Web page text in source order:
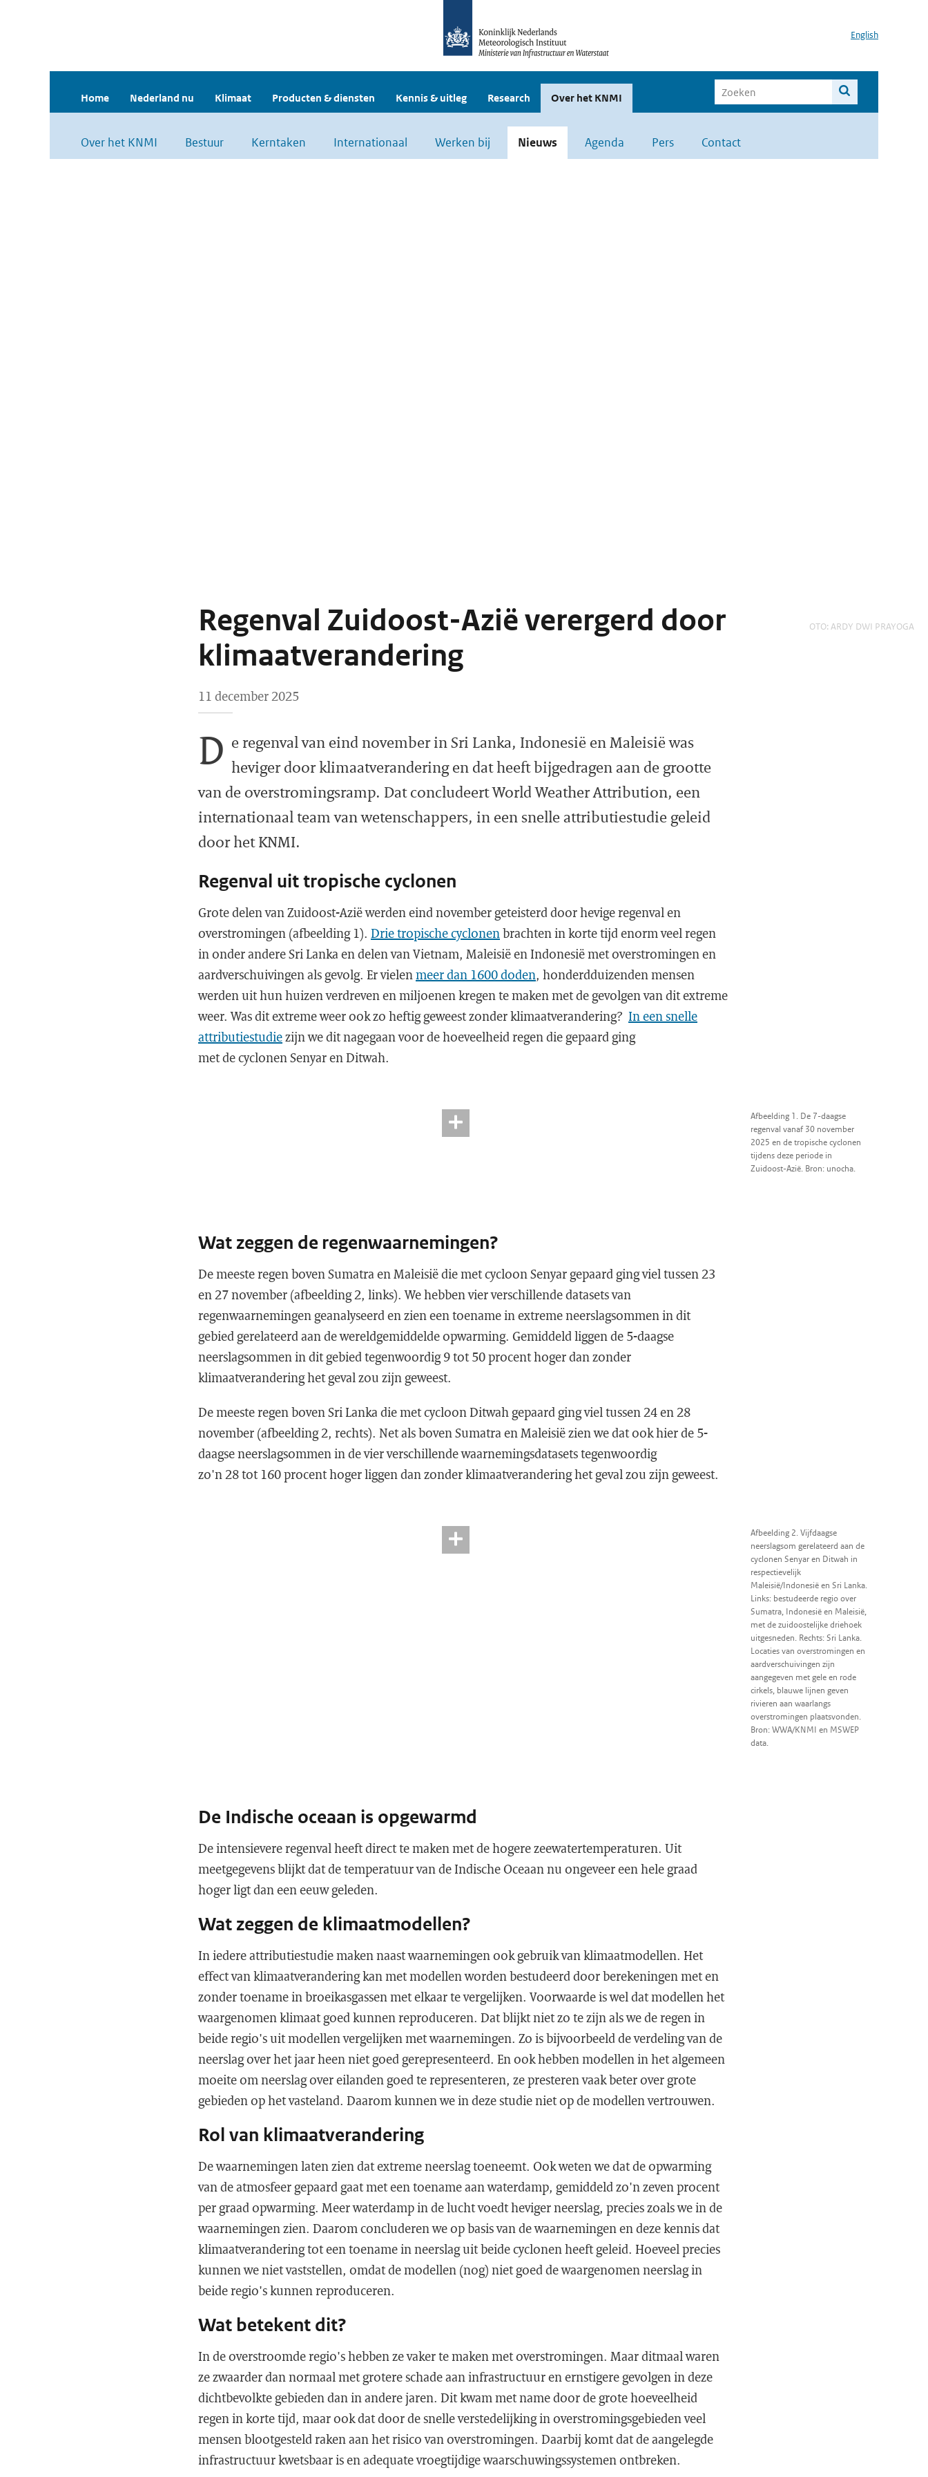
English
Home Nederland nu Klimaat Producten & diensten Kennis & uitleg Research Over het KNMI
Over het KNMI Bestuur Kerntaken Internationaal Werken bij Nieuws Agenda Pers Contact
FOTO: ARDY DWI PRAYOGA
Regenval Zuidoost-Azië verergerd door
klimaatverandering
11 december 2025
D e regenval van eind november in Sri Lanka, Indonesië en Maleisië was
heviger door klimaatverandering en dat heeft bijgedragen aan de grootte
van de overstromingsramp. Dat concludeert World Weather Attribution, een
internationaal team van wetenschappers, in een snelle attributiestudie geleid
door het KNMI.
Regenval uit tropische cyclonen
Grote delen van Zuidoost-Azië werden eind november geteisterd door hevige regenval en
overstromingen (afbeelding 1). Drie tropische cyclonenbrachten in korte tijd enorm veel regen
in onder andere Sri Lanka en delen van Vietnam, Maleisië en Indonesië met overstromingen en
aardverschuivingen als gevolg. Er vielenmeer dan 1600 doden, honderdduizenden mensen
werden uit hun huizen verdreven en miljoenen kregen te maken met de gevolgen van dit extreme
weer. Was dit extreme weer ook zo heftig geweest zonder klimaatverandering? In een snelle
attributiestudiezijn we dit nagegaan voor de hoeveelheid regen die gepaard ging
met de cyclonen Senyar en Ditwah.
Afbeelding 1. De 7-daagse
regenval vanaf 30 november
2025 en de tropische cyclonen
tijdens deze periode in
Zuidoost-Azië. Bron: unocha.
Wat zeggen de regenwaarnemingen?
De meeste regen boven Sumatra en Maleisië die met cycloon Senyar gepaard ging viel tussen 23
en 27 november (afbeelding 2, links). We hebben vier verschillende datasets van
regenwaarnemingen geanalyseerd en zien een toename in extreme neerslagsommen in dit
gebied gerelateerd aan de wereldgemiddelde opwarming. Gemiddeld liggen de 5-daagse
neerslagsommen in dit gebied tegenwoordig 9 tot 50 procent hoger dan zonder
klimaatverandering het geval zou zijn geweest.
De meeste regen boven Sri Lanka die met cycloon Ditwah gepaard ging viel tussen 24 en 28
november (afbeelding 2, rechts). Net als boven Sumatra en Maleisië zien we dat ook hier de 5-
daagse neerslagsommen in de vier verschillende waarnemingsdatasets tegenwoordig
zo'n 28 tot 160 procent hoger liggen dan zonder klimaatverandering het geval zou zijn geweest.
Afbeelding 2. Vijfdaagse
neerslagsom gerelateerd aan de
cyclonen Senyar en Ditwah in
respectievelijk
Maleisië/Indonesië en Sri Lanka.
Links: bestudeerde regio over
Sumatra, Indonesië en Maleisië,
met de zuidoostelijke driehoek
uitgesneden. Rechts: Sri Lanka.
Locaties van overstromingen en
aardverschuivingen zijn
aangegeven met gele en rode
cirkels, blauwe lijnen geven
rivieren aan waarlangs
overstromingen plaatsvonden.
Bron: WWA/KNMI en MSWEP
data.
De Indische oceaan is opgewarmd
De intensievere regenval heeft direct te maken met de hogere zeewatertemperaturen. Uit
meetgegevens blijkt dat de temperatuur van de Indische Oceaan nu ongeveer een hele graad
hoger ligt dan een eeuw geleden.
Wat zeggen de klimaatmodellen?
In iedere attributiestudie maken naast waarnemingen ook gebruik van klimaatmodellen. Het
effect van klimaatverandering kan met modellen worden bestudeerd door berekeningen met en
zonder toename in broeikasgassen met elkaar te vergelijken. Voorwaarde is wel dat modellen het
waargenomen klimaat goed kunnen reproduceren. Dat blijkt niet zo te zijn als we de regen in
beide regio's uit modellen vergelijken met waarnemingen. Zo is bijvoorbeeld de verdeling van de
neerslag over het jaar heen niet goed gerepresenteerd. En ook hebben modellen in het algemeen
moeite om neerslag over eilanden goed te representeren, ze presteren vaak beter over grote
gebieden op het vasteland. Daarom kunnen we in deze studie niet op de modellen vertrouwen.
Rol van klimaatverandering
De waarnemingen laten zien dat extreme neerslag toeneemt. Ook weten we dat de opwarming
van de atmosfeer gepaard gaat met een toename aan waterdamp, gemiddeld zo'n zeven procent
per graad opwarming. Meer waterdamp in de lucht voedt heviger neerslag, precies zoals we in de
waarnemingen zien. Daarom concluderen we op basis van de waarnemingen en deze kennis dat
klimaatverandering tot een toename in neerslag uit beide cyclonen heeft geleid. Hoeveel precies
kunnen we niet vaststellen, omdat de modellen (nog) niet goed de waargenomen neerslag in
beide regio's kunnen reproduceren.
Wat betekent dit?
In de overstroomde regio's hebben ze vaker te maken met overstromingen. Maar ditmaal waren
ze zwaarder dan normaal met grotere schade aan infrastructuur en ernstigere gevolgen in deze
dichtbevolkte gebieden dan in andere jaren. Dit kwam met name door de grote hoeveelheid
regen in korte tijd, maar ook dat door de snelle verstedelijking in overstromingsgebieden veel
mensen blootgesteld raken aan het risico van overstromingen. Daarbij komt dat de aangelegde
infrastructuur kwetsbaar is en adequate vroegtijdige waarschuwingssystemen ontbreken.